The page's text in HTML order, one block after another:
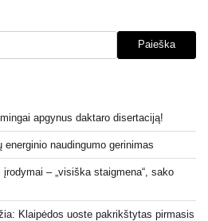
Paieška
apgynus daktaro disertaciją!
naudingumo gerinimas
– „visiška staigmena“, sako
Klaipėdos uoste pakrikštytas pirmasis